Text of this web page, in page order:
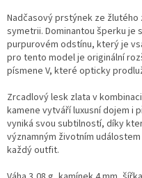
Nadčasový prstýnek ze
symetrii. Dominantou šperku je
purpurovém odstínu, který je
pro tento model je originální
písmene V, které opticky
Zrcadlový lesk zlata v
kamene vytváří luxusní dojem i
vyniká svou subtilností, díky
významným životním
každý outfit.